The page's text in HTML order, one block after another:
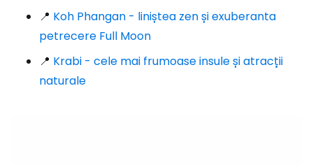
📍 Koh Phangan - liniștea zen și exuberanta
petrecere Full Moon
📍 Krabi - cele mai frumoase insule și atracții
naturale